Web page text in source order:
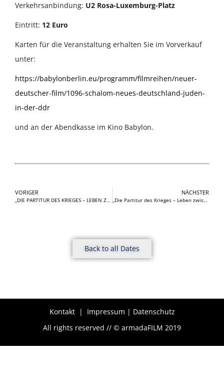
Verkehrsanbindung: U2 Rosa-Luxemburg-Platz
Eintritt: 12 Euro
Karten für die Veranstaltung erhalten Sie im Vorverkauf
unter:
https://babylonberlin.eu/programm/filmreihen/neuer-
deutscher-film/1096-schalom-neues-deutschland-juden-
in-der-ddr
und an der Abendkasse im Kino Babylon.
VORIGER
„DIE PARTITUR DES KRIEGES – LEBEN ZWISCHEN DEN FRONTEN“ (DOKUMENTARFILM – LESUNG – MUSIK)
NÄCHSTER
„Die Partitur des Krieges – Leben zwischen den Fronten“ (Dokumentarfilm – Lesung – Musik)
Back to all Dates
Kontakt| Impressum | Datenschutz
All rights reserved // © armadaFILM 2019